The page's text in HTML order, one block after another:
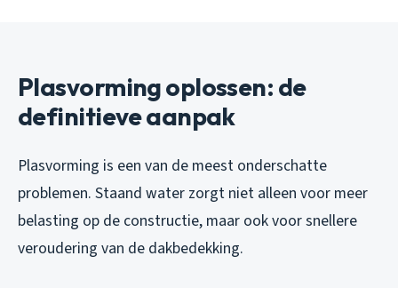
Plasvorming oplossen: de
definitieve aanpak
Plasvorming is een van de meest onderschatte
problemen. Staand water zorgt niet alleen voor meer
belasting op de constructie, maar ook voor snellere
veroudering van de dakbedekking.